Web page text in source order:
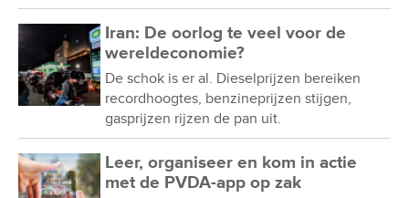
Iran: De oorlog te veel voor de
wereldeconomie?
De schok is er al. Dieselprijzen bereiken
recordhoogtes, benzineprijzen stijgen,
gasprijzen rijzen de pan uit.
Leer, organiseer en kom in actie
met de PVDA-app op zak